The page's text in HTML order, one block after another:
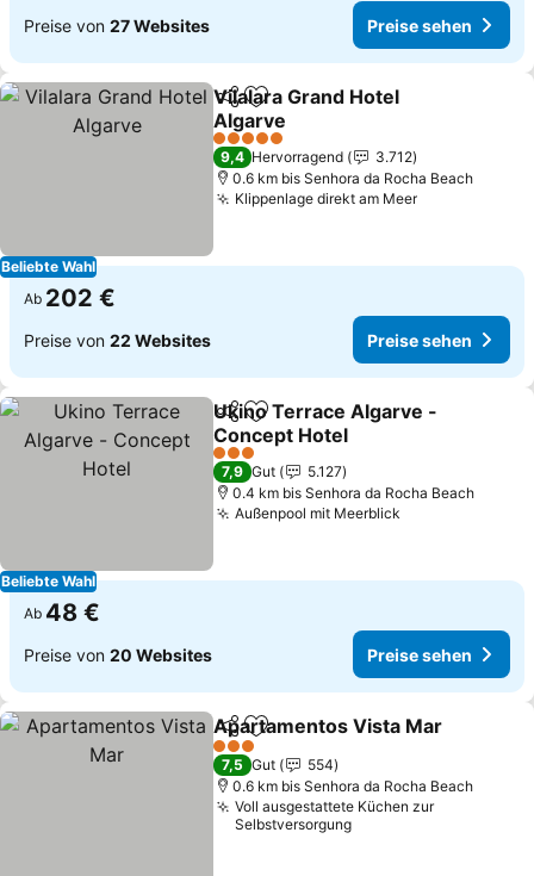
Preise von 27 Websites Preise sehen
Beliebte Wahl
TeilenZu Favoriten hinzufügen
Vilalara Grand Hotel
Algarve
Preise sehen
5 Sterne
9,4 Hervorragend
3.712
0.6 km bis Senhora da Rocha Beach
Klippenlage direkt am MeerPreise sehen
Ab 202 €
Preise von 22 Websites Preise sehen
Beliebte Wahl
TeilenZu Favoriten hinzufügen
Ukino Terrace Algarve -
Concept Hotel
Preise sehen
3 Sterne
7,9 Gut
5.127
0.4 km bis Senhora da Rocha Beach
Außenpool mit Meerblick
Ab 48 €
Preise von 20 Websites Preise sehen
TeilenZu Favoriten hinzufügen
Apartamentos Vista Mar
3 Sterne
7,5 Gut
554
0.6 km bis Senhora da Rocha Beach
Voll ausgestattete Küchen zur
Selbstversorgung